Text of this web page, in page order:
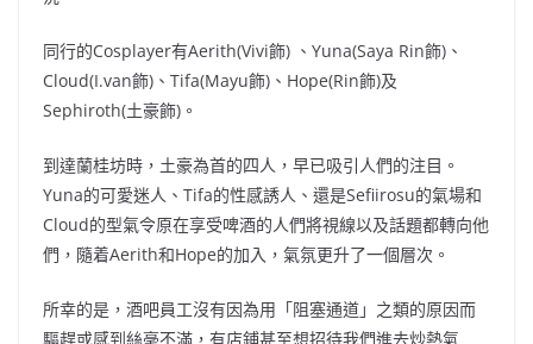
同行的Cosplayer有Aerith(Vivi飾) 、Yuna(Saya Rin飾)、
Cloud(I.van飾)、Tifa(Mayu飾)、Hope(Rin飾)及
Sephiroth(土豪飾)。
到達蘭桂坊時，土豪為首的四人，早已吸引人們的注目。
Yuna的可愛迷人、Tifa的性感誘人、還是Sefiirosu的氣場和
Cloud的型氣令原在享受啤酒的人們將視線以及話題都轉向他
們，隨着Aerith和Hope的加入，氣氛更升了一個層次。
所幸的是，酒吧員工沒有因為用「阻塞通道」之類的原因而
驅趕或感到絲毫不滿，有店鋪甚至想招待我們進去炒熱氣